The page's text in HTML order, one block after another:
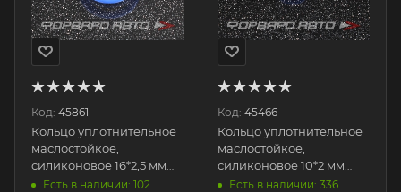
Код: 45861
Кольцо уплотнительное
маслостойкое,
силиконовое 16*2,5 мм
AUTOBAHN88
Есть в наличии: 102
Код: 45466
Кольцо уплотнительное
маслостойкое,
силиконовое 10*2 мм
AUTOBAHN88
Есть в наличии: 336